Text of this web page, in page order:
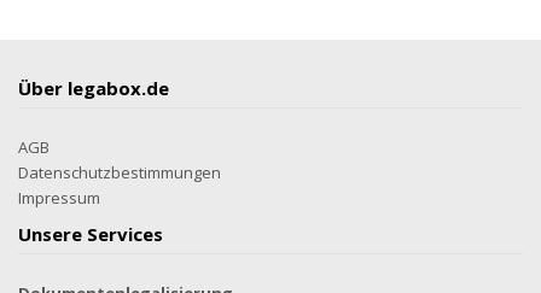
Über legabox.de
AGB
Datenschutzbestimmungen
Impressum
Unsere Services